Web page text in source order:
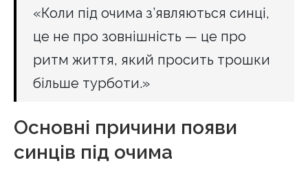
«Коли під очима з’являються синці,
це не про зовнішність — це про
ритм життя, який просить трошки
більше турботи.»
Основні причини появи
синців під очима